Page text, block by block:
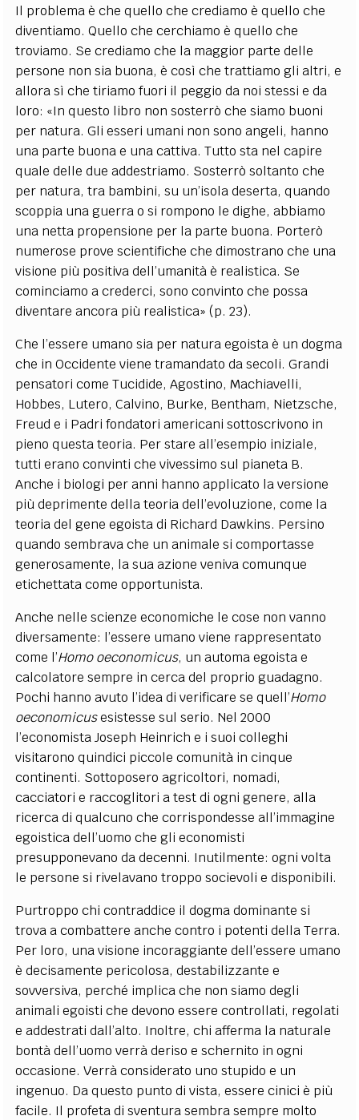
Il problema è che quello che crediamo è quello che
diventiamo. Quello che cerchiamo è quello che
troviamo. Se crediamo che la maggior parte delle
persone non sia buona, è così che trattiamo gli altri, e
allora sì che tiriamo fuori il peggio da noi stessi e da
loro: «In questo libro non sosterrò che siamo buoni
per natura. Gli esseri umani non sono angeli, hanno
una parte buona e una cattiva. Tutto sta nel capire
quale delle due addestriamo. Sosterrò soltanto che
per natura, tra bambini, su un’isola deserta, quando
scoppia una guerra o si rompono le dighe, abbiamo
una netta propensione per la parte buona. Porterò
numerose prove scientifiche che dimostrano che una
visione più positiva dell’umanità è realistica. Se
cominciamo a crederci, sono convinto che possa
diventare ancora più realistica» (p. 23).
Che l’essere umano sia per natura egoista è un dogma
che in Occidente viene tramandato da secoli. Grandi
pensatori come Tucidide, Agostino, Machiavelli,
Hobbes, Lutero, Calvino, Burke, Bentham, Nietzsche,
Freud e i Padri fondatori americani sottoscrivono in
pieno questa teoria. Per stare all’esempio iniziale,
tutti erano convinti che vivessimo sul pianeta B.
Anche i biologi per anni hanno applicato la versione
più deprimente della teoria dell’evoluzione, come la
teoria del gene egoista di Richard Dawkins. Persino
quando sembrava che un animale si comportasse
generosamente, la sua azione veniva comunque
etichettata come opportunista.
Anche nelle scienze economiche le cose non vanno
diversamente: l’essere umano viene rappresentato
come l’Homo oeconomicus, un automa egoista e
calcolatore sempre in cerca del proprio guadagno.
Pochi hanno avuto l’idea di verificare se quell’Homo
oeconomicusesistesse sul serio. Nel 2000
l’economista Joseph Heinrich e i suoi colleghi
visitarono quindici piccole comunità in cinque
continenti. Sottoposero agricoltori, nomadi,
cacciatori e raccoglitori a test di ogni genere, alla
ricerca di qualcuno che corrispondesse all’immagine
egoistica dell’uomo che gli economisti
presupponevano da decenni. Inutilmente: ogni volta
le persone si rivelavano troppo socievoli e disponibili.
Purtroppo chi contraddice il dogma dominante si
trova a combattere anche contro i potenti della Terra.
Per loro, una visione incoraggiante dell’essere umano
è decisamente pericolosa, destabilizzante e
sovversiva, perché implica che non siamo degli
animali egoisti che devono essere controllati, regolati
e addestrati dall’alto. Inoltre, chi afferma la naturale
bontà dell’uomo verrà deriso e schernito in ogni
occasione. Verrà considerato uno stupido e un
ingenuo. Da questo punto di vista, essere cinici è più
facile. Il profeta di sventura sembra sempre molto